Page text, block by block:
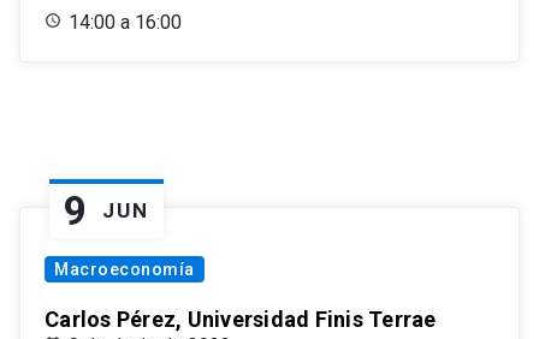
14:00 a 16:00
9 JUN
Macroeconomía
Carlos Pérez, Universidad Finis Terrae